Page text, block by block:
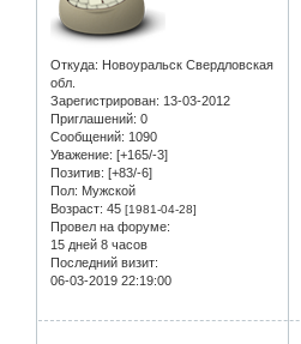
Откуда: Новоуральск Свердловская
обл.
Зарегистрирован: 13-03-2012
Приглашений: 0
Сообщений: 1090
Уважение: [+165/-3]
Позитив: [+83/-6]
Пол: Мужской
Возраст: 45 [1981-04-28]
Провел на форуме:
15 дней 8 часов
Последний визит:
06-03-2019 22:19:00